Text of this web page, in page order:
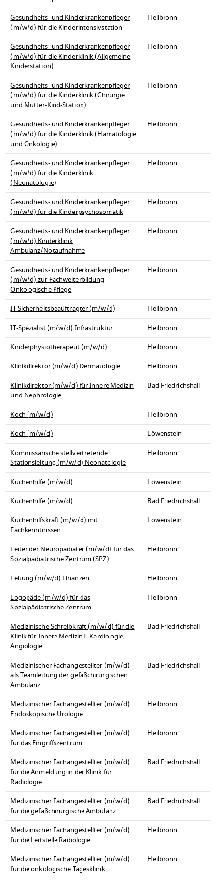
Gesundheits- und Kinderkrankenpfleger
(m/w/d) für die Kinderintensivstation
Heilbronn
Gesundheits- und Kinderkrankenpfleger
(m/w/d) für die Kinderklinik (Allgemeine
Kinderstation)
Heilbronn
Gesundheits- und Kinderkrankenpfleger
(m/w/d) für die Kinderklinik (Chirurgie
und Mutter-Kind-Station)
Heilbronn
Gesundheits- und Kinderkrankenpfleger
(m/w/d) für die Kinderklinik (Hämatologie
und Onkologie)
Heilbronn
Gesundheits- und Kinderkrankenpfleger
(m/w/d) für die Kinderklinik
(Neonatologie)
Heilbronn
Gesundheits- und Kinderkrankenpfleger
(m/w/d) für die Kinderpsychosomatik
Heilbronn
Gesundheits- und Kinderkrankenpfleger
(m/w/d) Kinderklinik
Ambulanz/Notaufnahme
Heilbronn
Gesundheits- und Kinderkrankenpfleger
(m/w/d) zur Fachweiterbildung
Onkologische Pflege
Heilbronn
IT Sicherheitsbeauftragter (m/w/d)
Heilbronn
IT-Spezialist (m/w/d) Infrastruktur
Heilbronn
Kinderphysiotherapeut (m/w/d)
Heilbronn
Klinikdirektor (m/w/d) Dermatologie
Heilbronn
Klinikdirektor (m/w/d) für Innere Medizin
und Nephrologie
Bad Friedrichshall
Koch (m/w/d)
Heilbronn
Koch (m/w/d)
Löwenstein
Kommissarische stellvertretende
Stationsleitung (m/w/d) Neonatologie
Heilbronn
Küchenhilfe (m/w/d)
Löwenstein
Küchenhilfe (m/w/d)
Bad Friedrichshall
Küchenhilfskraft (m/w/d) mit
Fachkenntnissen
Löwenstein
Leitender Neuropädiater (m/w/d) für das
Sozialpädiatrische Zentrum (SPZ)
Heilbronn
Leitung (m/w/d) Finanzen
Heilbronn
Logopäde (m/w/d) für das
Sozialpädiatrische Zentrum
Heilbronn
Medizinische Schreibkraft (m/w/d) für die
Klinik für Innere Medizin I: Kardiologie,
Angiologie
Bad Friedrichshall
Medizinischer Fachangestellter (m/w/d)
als Teamleitung der gefäßchirurgischen
Ambulanz
Bad Friedrichshall
Medizinischer Fachangestellter (m/w/d)
Endoskopische Urologie
Heilbronn
Medizinischer Fachangestellter (m/w/d)
für das Eingriffszentrum
Heilbronn
Medizinischer Fachangestellter (m/w/d)
für die Anmeldung in der Klinik für
Radiologie
Bad Friedrichshall
Medizinischer Fachangestellter (m/w/d)
für die gefäßchirurgische Ambulanz
Bad Friedrichshall
Medizinischer Fachangestellter (m/w/d)
für die Leitstelle Radiologie
Heilbronn
Medizinischer Fachangestellter (m/w/d)
für die onkologische Tagesklinik
Heilbronn